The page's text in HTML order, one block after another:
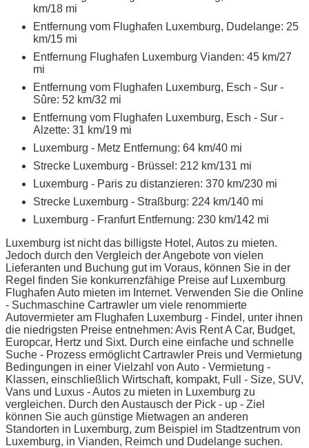
km/18 mi
Entfernung vom Flughafen Luxemburg, Dudelange: 25
km/15 mi
Entfernung Flughafen Luxemburg Vianden: 45 km/27
mi
Entfernung vom Flughafen Luxemburg, Esch - Sur -
Sûre: 52 km/32 mi
Entfernung vom Flughafen Luxemburg, Esch - Sur -
Alzette: 31 km/19 mi
Luxemburg - Metz Entfernung: 64 km/40 mi
Strecke Luxemburg - Brüssel: 212 km/131 mi
Luxemburg - Paris zu distanzieren: 370 km/230 mi
Strecke Luxemburg - Straßburg: 224 km/140 mi
Luxemburg - Franfurt Entfernung: 230 km/142 mi
Luxemburg ist nicht das billigste Hotel, Autos zu mieten.
Jedoch durch den Vergleich der Angebote von vielen
Lieferanten und Buchung gut im Voraus, können Sie in der
Regel finden Sie konkurrenzfähige Preise auf Luxemburg
Flughafen Auto mieten im Internet. Verwenden Sie die Online
- Suchmaschine Cartrawler um viele renommierte
Autovermieter am Flughafen Luxemburg - Findel, unter ihnen
die niedrigsten Preise entnehmen: Avis Rent A Car, Budget,
Europcar, Hertz und Sixt. Durch eine einfache und schnelle
Suche - Prozess ermöglicht Cartrawler Preis und Vermietung
Bedingungen in einer Vielzahl von Auto - Vermietung -
Klassen, einschließlich Wirtschaft, kompakt, Full - Size, SUV,
Vans und Luxus - Autos zu mieten in Luxemburg zu
vergleichen. Durch den Austausch der Pick - up - Ziel
können Sie auch günstige Mietwagen an anderen
Standorten in Luxemburg, zum Beispiel im Stadtzentrum von
Luxemburg, in Vianden, Reimch und Dudelange suchen.